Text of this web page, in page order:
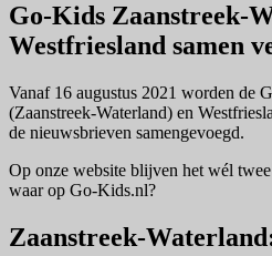
Go-Kids Zaanstreek-
Westfriesland samen
Vanaf 16 augustus 2021 worden de
(Zaanstreek-Waterland) en
de nieuwsbrieven samengevoegd.
Op onze website blijven het wél
waar op Go-Kids.nl?
Zaanstreek-